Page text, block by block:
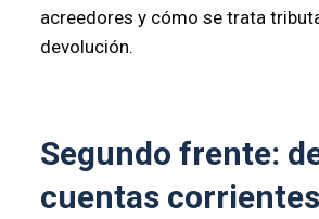
acreedores y cómo se trata
devolución.
Segundo frente:
cuentas